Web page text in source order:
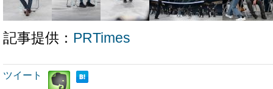
記事提供： PRTimes
ツイート